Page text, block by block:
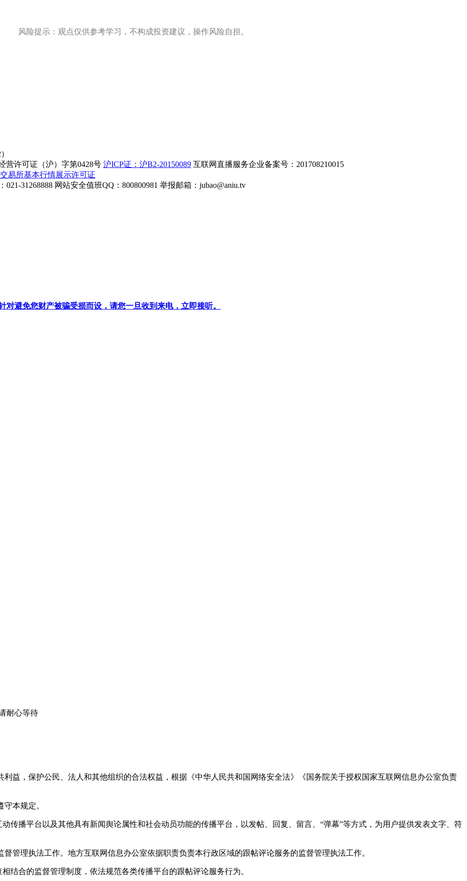
风险提示：观点仅供参考学习，不构成投资建议，操作风险自担。
营许可证（沪）字第0428号 沪ICP证：沪B2-20150089 互联网直播服务企业备案号：201708210015
易所基本行情展示许可证
021-31268888 网站安全值班QQ：800800981 举报邮箱： jubao@aniu.tv
避免您财产被骗受损而设，请您一旦收到来电，立即接听。
耐心等待
益，保护公民、法人和其他组织的合法权益，根据《中华人民共和国网络安全法》《国务院关于授权国家互联网信息办公室负责
本规定。
传播平台以及其他具有新闻舆论属性和社会动员功能的传播平台，以发帖、回复、留言、“弹幕”等方式，为用户提供发表文字、符
管理执法工作。地方互联网信息办公室依据职责负责本行政区域的跟帖评论服务的监督管理执法工作。
结合的监督管理制度，依法规范各类传播平台的跟帖评论服务行为。